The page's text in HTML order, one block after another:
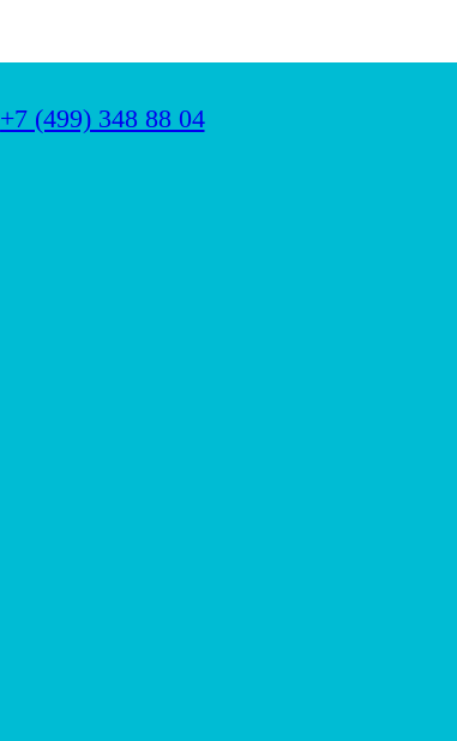
+7 (499) 348 88 04